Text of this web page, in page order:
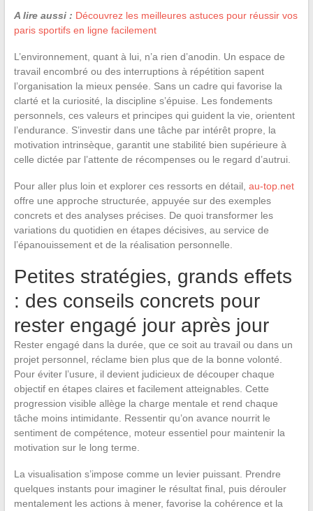
A lire aussi : Découvrez les meilleures astuces pour réussir vos
paris sportifs en ligne facilement
L’environnement, quant à lui, n’a rien d’anodin. Un espace de
travail encombré ou des interruptions à répétition sapent
l’organisation la mieux pensée. Sans un cadre qui favorise la
clarté et la curiosité, la discipline s’épuise. Les fondements
personnels, ces valeurs et principes qui guident la vie, orientent
l’endurance. S’investir dans une tâche par intérêt propre, la
motivation intrinsèque, garantit une stabilité bien supérieure à
celle dictée par l’attente de récompenses ou le regard d’autrui.
Pour aller plus loin et explorer ces ressorts en détail, au-top.net
offre une approche structurée, appuyée sur des exemples
concrets et des analyses précises. De quoi transformer les
variations du quotidien en étapes décisives, au service de
l’épanouissement et de la réalisation personnelle.
Petites stratégies, grands effets
: des conseils concrets pour
rester engagé jour après jour
Rester engagé dans la durée, que ce soit au travail ou dans un
projet personnel, réclame bien plus que de la bonne volonté.
Pour éviter l’usure, il devient judicieux de découper chaque
objectif en étapes claires et facilement atteignables. Cette
progression visible allège la charge mentale et rend chaque
tâche moins intimidante. Ressentir qu’on avance nourrit le
sentiment de compétence, moteur essentiel pour maintenir la
motivation sur le long terme.
La visualisation s’impose comme un levier puissant. Prendre
quelques instants pour imaginer le résultat final, puis dérouler
mentalement les actions à mener, favorise la cohérence et la